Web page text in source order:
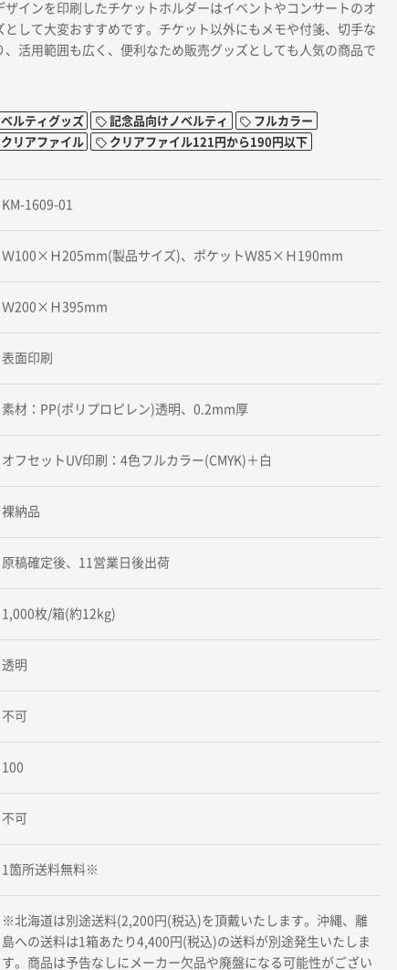
ザインを印刷したチケットホルダーはイベントやコンサートのオ
として大変おすすめです。チケット以外にもメモや付箋、切手な
、活用範囲も広く、便利なため販売グッズとしても人気の商品で
ルティグッズ 記念品向けノベルティ
フルカラー
リアファイル
クリアファイル121円から190円以下
KM-1609-01
Ｗ100×Ｈ205mm(製品サイズ)、ポケットＷ85×Ｈ190mm
Ｗ200×Ｈ395mm
表面印刷
素材：PP(ポリプロピレン)透明、0.2mm厚
オフセットUV印刷：4色フルカラー(CMYK)＋白
裸納品
原稿確定後、11営業日後出荷
1,000枚/箱(約12kg)
透明
不可
100
不可
1箇所送料無料※
※北海道は別途送料(2,200円(税込)を頂戴いたします。沖縄、離
島への送料は1箱あたり4,400円(税込)の送料が別途発生いたしま
す。商品は予告なしにメーカー欠品や廃盤になる可能性がござい